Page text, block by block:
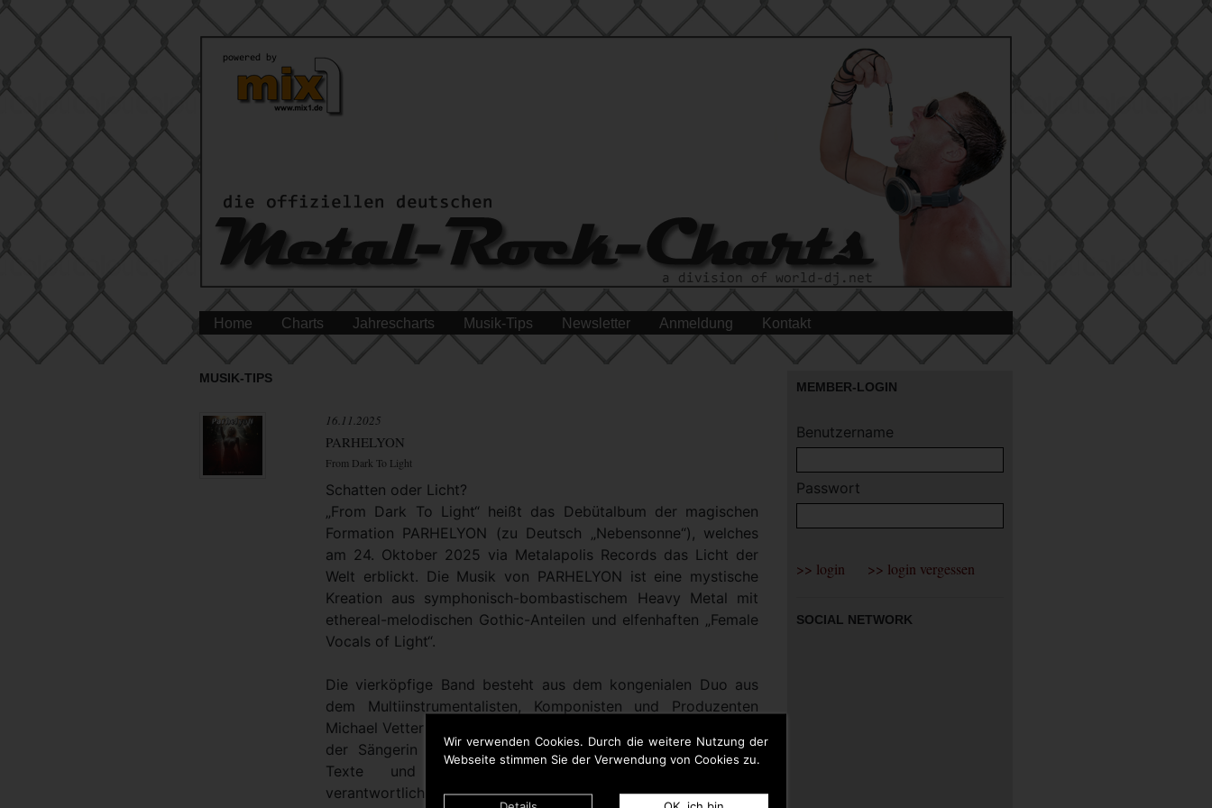
Wir verwenden Cookies. Durch die weitere Nutzung der
Webseite stimmen Sie der Verwendung von Cookies zu.
Home Charts Jahrescharts Musik-Tips Newsletter Anmeldung Kontakt
MUSIK-TIPS
16.11.2025
PARHELYON
From Dark To Light
Schatten oder Licht?
„From Dark To Light“ heißt das Debütalbum der magischen
Formation PARHELYON (zu Deutsch „Nebensonne“), welches
am 24. Oktober 2025 via Metalapolis Records das Licht der
Welt erblickt. Die Musik von PARHELYON ist eine mystische
Kreation aus symphonisch-bombastischem Heavy Metal mit
ethereal-melodischen Gothic-Anteilen und elfenhaften „Female
Vocals of Light“.
Die vierköpfige Band besteht aus dem kongenialen Duo aus
dem Multiinstrumentalisten, Komponisten und Produzenten
Michael Vetter (BLACK & DAMNED, PUMP, CHINCHILLA) sowie
der Sängerin Tanja Hansen, die auch für die tiefgründigen
Texte und die bedeutungsvollen Gesangsmelodien
verantwortlich ist. Unterstützt werden sie von der
MEMBER-LOGIN
Benutzername
Passwort
SOCIAL NETWORK